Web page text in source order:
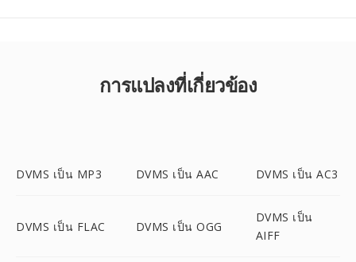
การแปลงที่เกี่ยวข้อง
DVMS เป็น MP3 DVMS เป็น AAC DVMS เป็น AC3
DVMS เป็น FLAC DVMS เป็น OGG
DVMS เป็น
AIFF